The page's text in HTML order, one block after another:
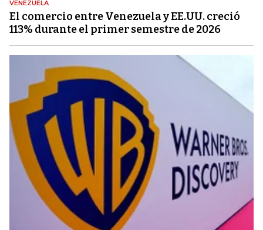
VENEZUELA
El comercio entre Venezuela y EE.UU. creció
113% durante el primer semestre de 2026